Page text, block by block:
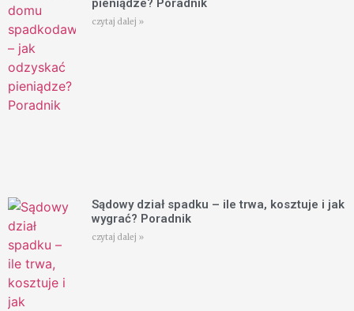
pieniądze? Poradnik
czytaj dalej »
Sądowy dział spadku – ile trwa, kosztuje i jak
wygrać? Poradnik
czytaj dalej »